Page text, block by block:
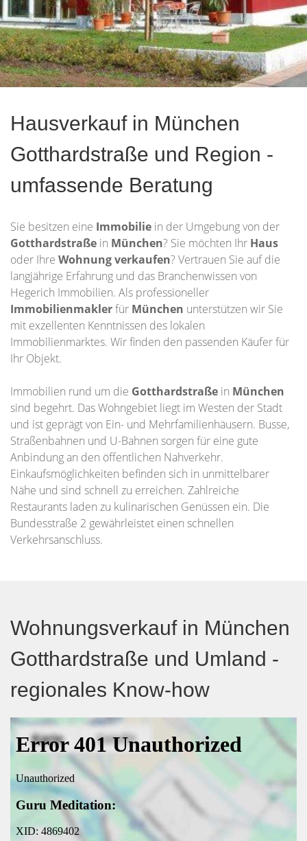
Hausverkauf in München
Gotthardstraße und Region -
umfassende Beratung
Sie besitzen eine Immobilie in der Umgebung von der
Gotthardstraße in München? Sie möchten Ihr Haus
oder Ihre Wohnungverkaufen? Vertrauen Sie auf die
langjährige Erfahrung und das Branchenwissen von
Hegerich Immobilien. Als professioneller
Immobilienmaklerfür München unterstützen wir Sie
mit exzellenten Kenntnissen des lokalen
Immobilienmarktes. Wir finden den passenden Käufer für
Ihr Objekt.
Immobilien rund um die Gotthardstraße in München
sind begehrt. Das Wohngebiet liegt im Westen der Stadt
und ist geprägt von Ein- und Mehrfamilienhäusern. Busse,
Straßenbahnen und U-Bahnen sorgen für eine gute
Anbindung an den öffentlichen Nahverkehr.
Einkaufsmöglichkeiten befinden sich in unmittelbarer
Nähe und sind schnell zu erreichen. Zahlreiche
Restaurants laden zu kulinarischen Genüssen ein. Die
Bundesstraße 2 gewährleistet einen schnellen
Verkehrsanschluss.
Wohnungsverkauf in München
Gotthardstraße und Umland -
regionales Know-how